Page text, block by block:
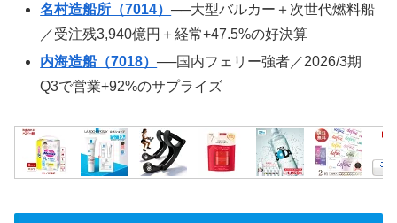
名村造船所（7014）──大型バルカー＋次世代燃料船
／受注残3,940億円＋経常+47.5%の好決算
内海造船（7018）──国内フェリー強者／2026/3期
Q3で営業+92%のサプライズ